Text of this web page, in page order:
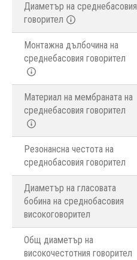
Диаметър на среднебасовия
говорител
Монтажна дълбочина на
среднебасовия говорител
Материал на мембраната на
среднебасовия говорител
Резонансна честота на
среднобасовия говорител
Диаметър на гласовата
бобина на среднобасовия
високоговорител
Общ диаметър на
високочестотния говорител